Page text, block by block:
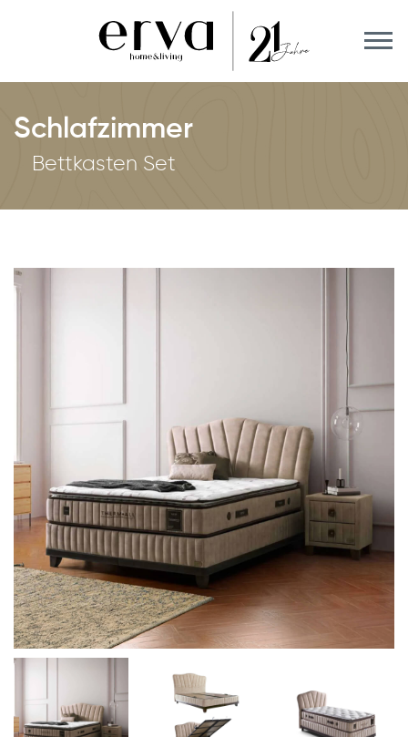
Schlafzimmer
Bettkasten Set